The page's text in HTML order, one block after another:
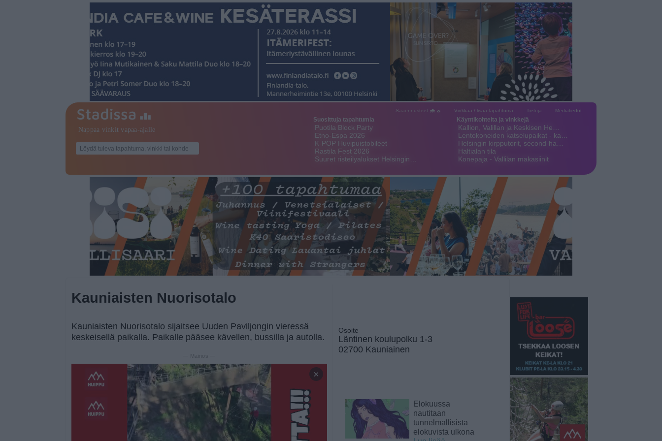
Sääennusteet 🌧 ☼ Vinkkaa / lisää tapahtuma Tietoja Mediatiedot
Suosittuja tapahtumia
Puotila Block Party
Etno-Espa 2026
K-POP Huvipuistobileet
Rastila Fest 2026
Suuret risteilyalukset Helsingin…
Käyntikohteita ja vinkkejä
Kallion, Valillan ja Keskisen He…
Lentokoneiden katselupaikat - ka…
Helsingin kirpputorit, second-ha…
Haltialan tila
Konepaja - Vallilan makasiinit
Kauniaisten Nuorisotalo
Kauniaisten Nuorisotalo sijaitsee Uuden Paviljongin vieressä
keskeisellä paikalla. Paikalle pääsee kävellen, bussilla ja autolla.
— Mainos —
×
Osoite
Läntinen koulupolku 1-3
02700 Kauniainen
Elokuussa
nautitaan
tunnelmallisista
elokuvista ulkona